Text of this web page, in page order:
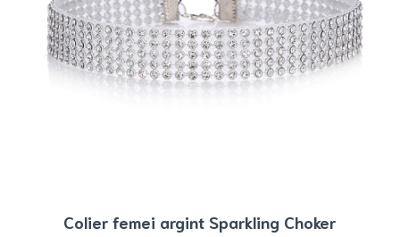
Colier femei argint Sparkling Choker